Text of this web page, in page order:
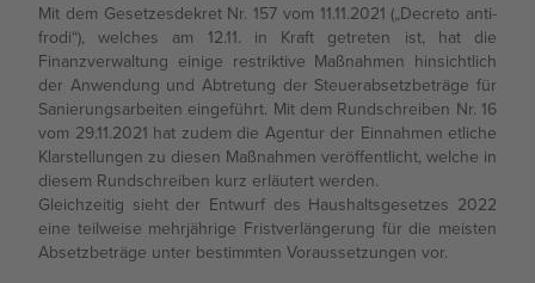
Karriere
Rundschreiben
Mit dem Gesetzesdekret Nr. 157 vom 11.11.2021 („Decreto anti-
frodi“), welches am 12.11. in Kraft getreten ist, hat die
Finanzverwaltung einige restriktive Maßnahmen hinsichtlich
der Anwendung und Abtretung der Steuerabsetzbeträge für
Sanierungsarbeiten eingeführt. Mit dem Rundschreiben Nr. 16
vom 29.11.2021 hat zudem die Agentur der Einnahmen etliche
Klarstellungen zu diesen Maßnahmen veröffentlicht, welche in
diesem Rundschreiben kurz erläutert werden.
Gleichzeitig sieht der Entwurf des Haushaltsgesetzes 2022
eine teilweise mehrjährige Fristverlängerung für die meisten
Absetzbeträge unter bestimmten Voraussetzungen vor.